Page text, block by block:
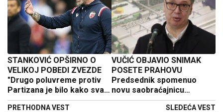
STANKOVIĆ OPŠIRNO O
VELIKOJ POBEDI ZVEZDE
"Drugo poluvreme protiv
Partizana je bilo kako svaki
zvezdaš želi da vidi"
PRETHODNA VEST
VUČIĆ OBJAVIO SNIMAK
POSETE PRAHOVU
Predsednik spomenuo
novu saobraćajnicu
"Stizaće za dva sata"
SLEDEĆA VEST